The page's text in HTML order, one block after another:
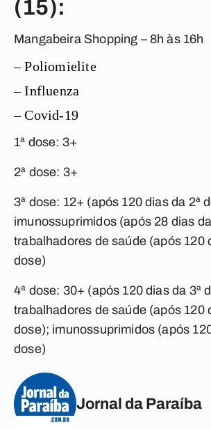
(15):
Mangabeira Shopping – 8h às 16h
– Poliomielite
– Influenza
– Covid-19
1ª dose: 3+
2ª dose: 3+
3ª dose: 12+ (após 120 dias da 2ª
imunossuprimidos (após 28 dias
trabalhadores de saúde (após 120
dose)
4ª dose: 30+ (após 120 dias da 3ª
trabalhadores de saúde (após 120
dose); imunossuprimidos (após
dose)
Jornal da Paraíba